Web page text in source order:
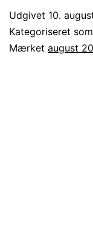
Udgivet 10.
Kategoriseret som
Mærket august